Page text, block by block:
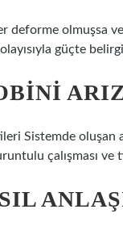
deforme olmuşsa
güçte
Sistemde oluşan
çalışması